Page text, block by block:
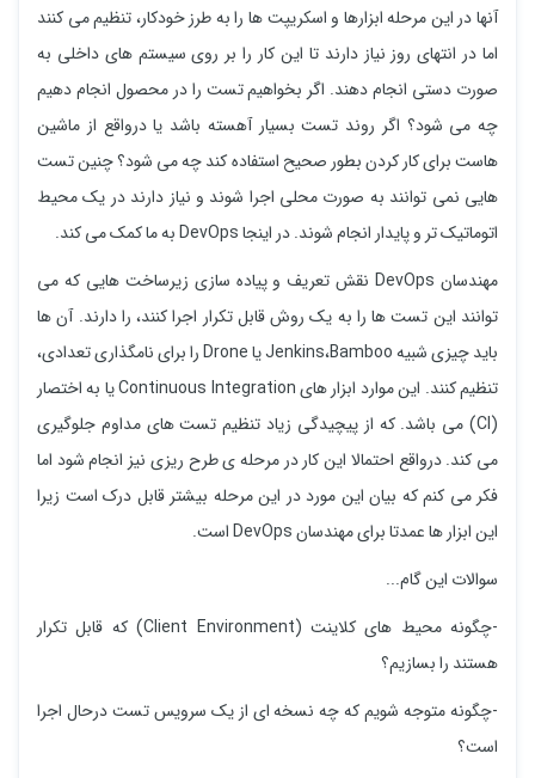
آنها در این مرحله ابزارها و اسکریپت ها را به طرز خودکار، تنظیم می کنند
اما در انتهای روز نیاز دارند تا این کار را بر روی سیستم های داخلی به
صورت دستی انجام دهند. اگر بخواهیم تست را در محصول انجام دهیم
چه می شود؟ اگر روند تست بسیار آهسته باشد یا درواقع از ماشین
هاست برای کار کردن بطور صحیح استفاده کند چه می شود؟ چنین تست
هایی نمی توانند به صورت محلی اجرا شوند و نیاز دارند در یک محیط
اتوماتیک تر و پایدار انجام شوند. در اینجا DevOps به ما کمک می کند.
مهندسان DevOps نقش تعریف و پیاده سازی زیرساخت هایی که می
توانند این تست ها را به یک روش قابل تکرار اجرا کنند، را دارند. آن ها
باید چیزی شبیه Jenkins،Bamboo یا Drone را برای نامگذاری تعدادی،
تنظیم کنند. این موارد ابزار های Continuous Integration یا به اختصار
(CI) می باشد. که از پیچیدگی زیاد تنظیم تست های مداوم جلوگیری
می کند. درواقع احتمالا این کار در مرحله ی طرح ریزی نیز انجام شود اما
فکر می کنم که بیان این مورد در این مرحله بیشتر قابل درک است زیرا
این ابزار ها عمدتا برای مهندسان DevOps است.
سوالات این گام...
-چگونه محیط های کلاینت (Client Environment) که قابل تکرار
هستند را بسازیم؟
-چگونه متوجه شویم که چه نسخه ای از یک سرویس تست درحال اجرا
است؟